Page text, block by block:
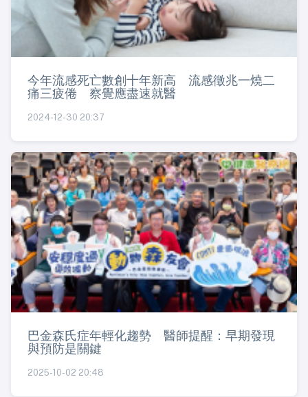
今年流感死亡數創十年新高 流感徵兆一燒二
痛三疲倦 察覺應盡速就醫
2024-12-30 20:37
巴金森氏症年輕化趨勢 醫師提醒：早期發現
與預防是關鍵
2025-10-02 20:48